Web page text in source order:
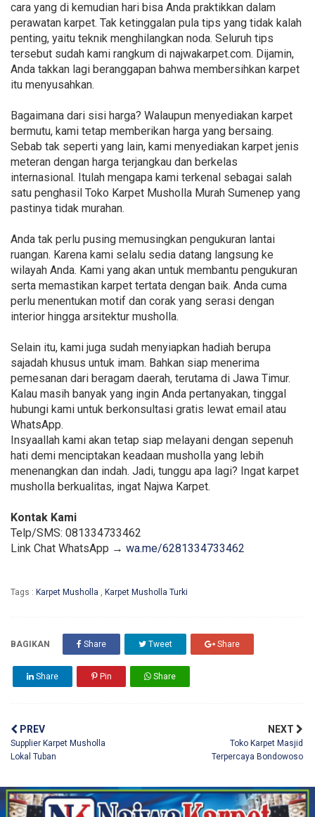
cara yang di kemudian hari bisa Anda praktikkan dalam
perawatan karpet. Tak ketinggalan pula tips yang tidak kalah
penting, yaitu teknik menghilangkan noda. Seluruh tips
tersebut sudah kami rangkum di najwakarpet.com. Dijamin,
Anda takkan lagi beranggapan bahwa membersihkan karpet
itu menyusahkan.
Bagaimana dari sisi harga? Walaupun menyediakan karpet
bermutu, kami tetap memberikan harga yang bersaing.
Sebab tak seperti yang lain, kami menyediakan karpet jenis
meteran dengan harga terjangkau dan berkelas
internasional. Itulah mengapa kami terkenal sebagai salah
satu penghasil Toko Karpet Musholla Murah Sumenep yang
pastinya tidak murahan.
Anda tak perlu pusing memusingkan pengukuran lantai
ruangan. Karena kami selalu sedia datang langsung ke
wilayah Anda. Kami yang akan untuk membantu pengukuran
serta memastikan karpet tertata dengan baik. Anda cuma
perlu menentukan motif dan corak yang serasi dengan
interior hingga arsitektur musholla.
Selain itu, kami juga sudah menyiapkan hadiah berupa
sajadah khusus untuk imam. Bahkan siap menerima
pemesanan dari beragam daerah, terutama di Jawa Timur.
Kalau masih banyak yang ingin Anda pertanyakan, tinggal
hubungi kami untuk berkonsultasi gratis lewat email atau
WhatsApp.
Insyaallah kami akan tetap siap melayani dengan sepenuh
hati demi menciptakan keadaan musholla yang lebih
menenangkan dan indah. Jadi, tunggu apa lagi? Ingat karpet
musholla berkualitas, ingat Najwa Karpet.
Kontak Kami
Telp/SMS: 081334733462
Link Chat WhatsApp → wa.me/6281334733462
Tags : Karpet Musholla , Karpet Musholla Turki
BAGIKAN Share Tweet Share
Share Pin Share
PREV
Supplier Karpet Musholla
Lokal Tuban
NEXT
Toko Karpet Masjid
Terpercaya Bondowoso